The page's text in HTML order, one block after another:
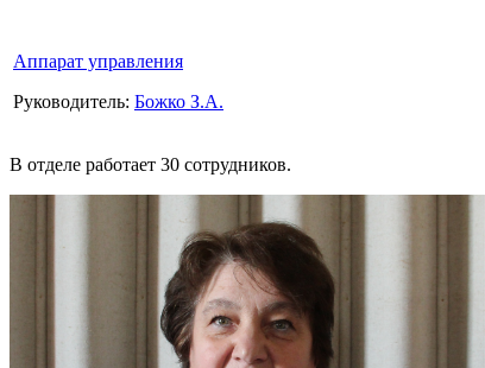
Аппарат управления
Руководитель: Божко З.А.
В отделе работает 30 сотрудников.